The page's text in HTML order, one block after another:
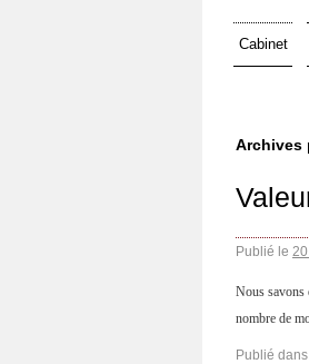
Cabinet
Archives
Publié le
Nous savons
nombre de
Publié dans